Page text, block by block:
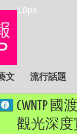
18px
文 流行話題
CWNTP
觀光深度